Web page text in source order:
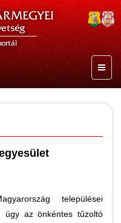
települései
úgy az önkéntes tűzoltó